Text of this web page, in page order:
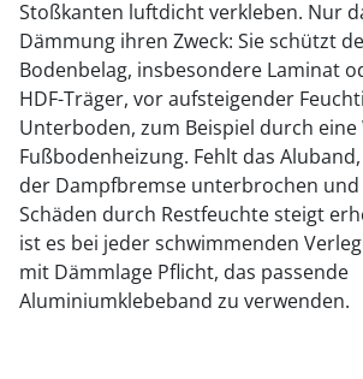
Stoßkanten luftdicht verkleben. Nur
Dämmung ihren Zweck: Sie schützt
Bodenbelag, insbesondere Laminat
HDF-Träger, vor aufsteigender
Unterboden, zum Beispiel durch eine
Fußbodenheizung. Fehlt das
der Dampfbremse unterbrochen und
Schäden durch Restfeuchte steigt
ist es bei jeder schwimmenden
mit Dämmlage Pflicht, das passende
Aluminiumklebeband zu verwenden.